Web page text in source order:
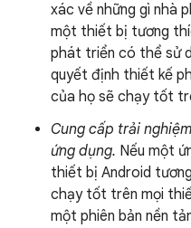
xác về những gì nhà
một thiết bị tương
phát triển có thể sử
quyết định thiết kế
của họ sẽ chạy tốt
Cung cấp trải
ứng dụng. Nếu một
thiết bị Android
chạy tốt trên mọi
một phiên bản nền